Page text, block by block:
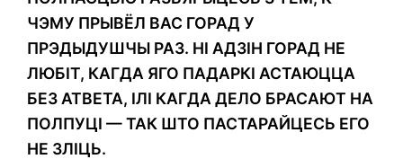
ЧЭМУ ПРЫВЁЛ ВАС ГОРАД У
ПРЭДЫДУШЧЫ РАЗ. НІ АДЗІН ГОРАД НЕ
ЛЮБІТ, КАГДА ЯГО ПАДАРКІ АСТАЮЦЦА
БЕЗ АТВЕТА, ІЛІ КАГДА ДЕЛО БРАСАЮТ НА
ПОЛПУЦІ — ТАК ШТО ПАСТАРАЙЦЕСЬ ЕГО
НЕ ЗЛІЦЬ.